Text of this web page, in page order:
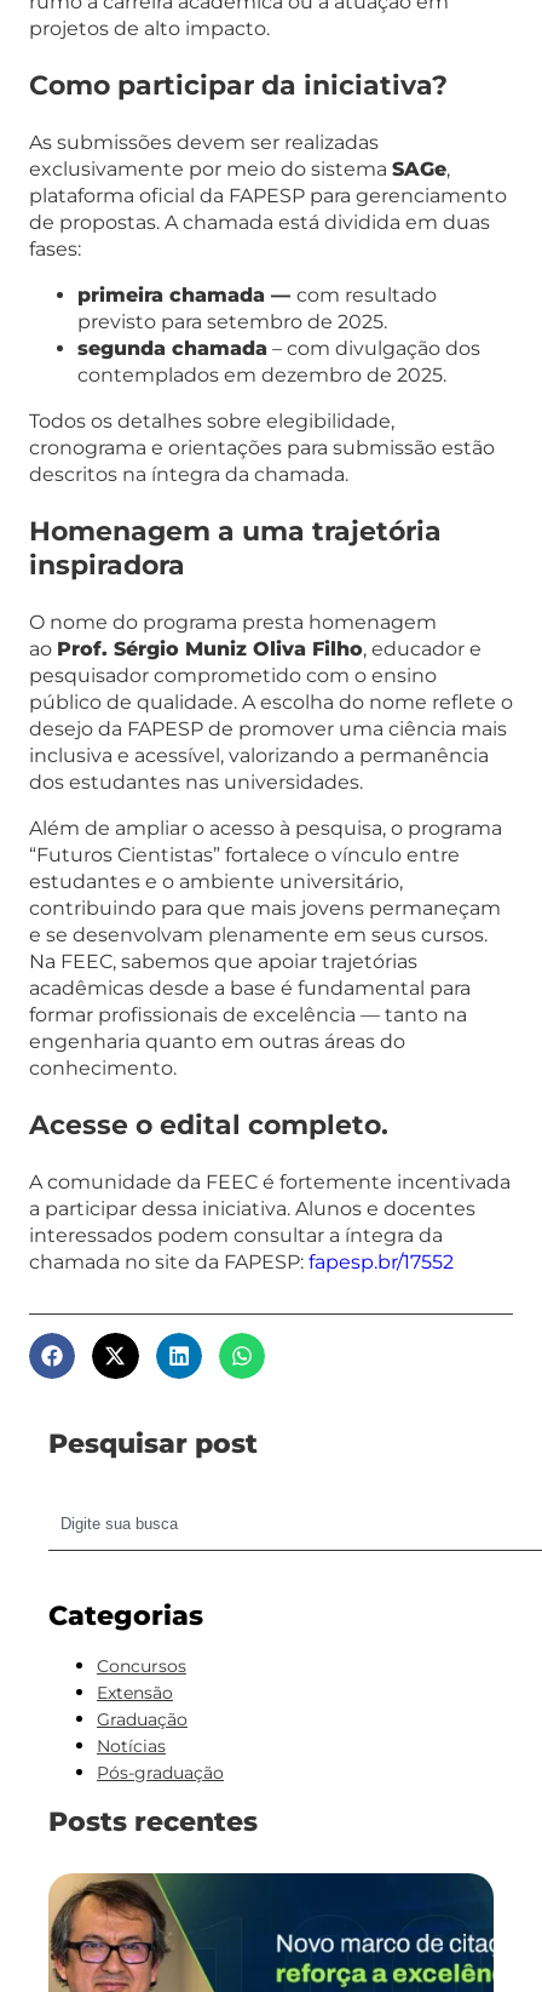
projetos de alto impacto.
Como participar da iniciativa?
As submissões devem ser realizadas
exclusivamente por meio do sistema SAGe,
plataforma oficial da FAPESP para gerenciamento
de propostas. A chamada está dividida em duas
fases:
primeira chamada — com resultado
previsto para setembro de 2025.
segunda chamada – com divulgação dos
contemplados em dezembro de 2025.
Todos os detalhes sobre elegibilidade,
cronograma e orientações para submissão estão
descritos na íntegra da chamada.
Homenagem a uma trajetória
inspiradora
O nome do programa presta homenagem
ao Prof. Sérgio Muniz Oliva Filho, educador e
pesquisador comprometido com o ensino
público de qualidade. A escolha do nome reflete o
desejo da FAPESP de promover uma ciência mais
inclusiva e acessível, valorizando a permanência
dos estudantes nas universidades.
Além de ampliar o acesso à pesquisa, o programa
“Futuros Cientistas” fortalece o vínculo entre
estudantes e o ambiente universitário,
contribuindo para que mais jovens permaneçam
e se desenvolvam plenamente em seus cursos.
Na FEEC, sabemos que apoiar trajetórias
acadêmicas desde a base é fundamental para
formar profissionais de excelência — tanto na
engenharia quanto em outras áreas do
conhecimento.
Acesse o edital completo.
A comunidade da FEEC é fortemente incentivada
a participar dessa iniciativa. Alunos e docentes
interessados podem consultar a íntegra da
chamada no site da FAPESP: fapesp.br/17552
Pesquisar post
Categorias
Concursos
Extensão
Graduação
Notícias
Pós-graduação
Posts recentes